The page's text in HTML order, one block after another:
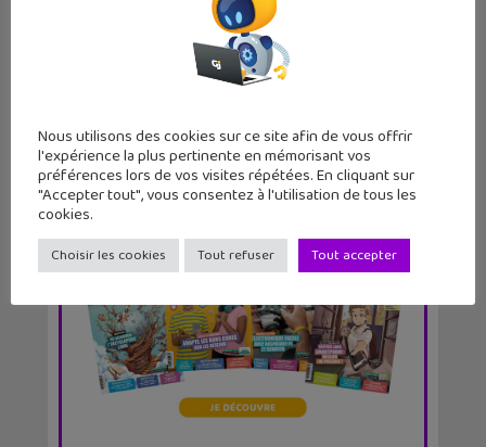
Nous utilisons des cookies sur ce site afin de vous offrir
l'expérience la plus pertinente en mémorisant vos
préférences lors de vos visites répétées. En cliquant sur
"Accepter tout", vous consentez à l'utilisation de tous les
cookies.
Choisir les cookies Tout refuser Tout accepter